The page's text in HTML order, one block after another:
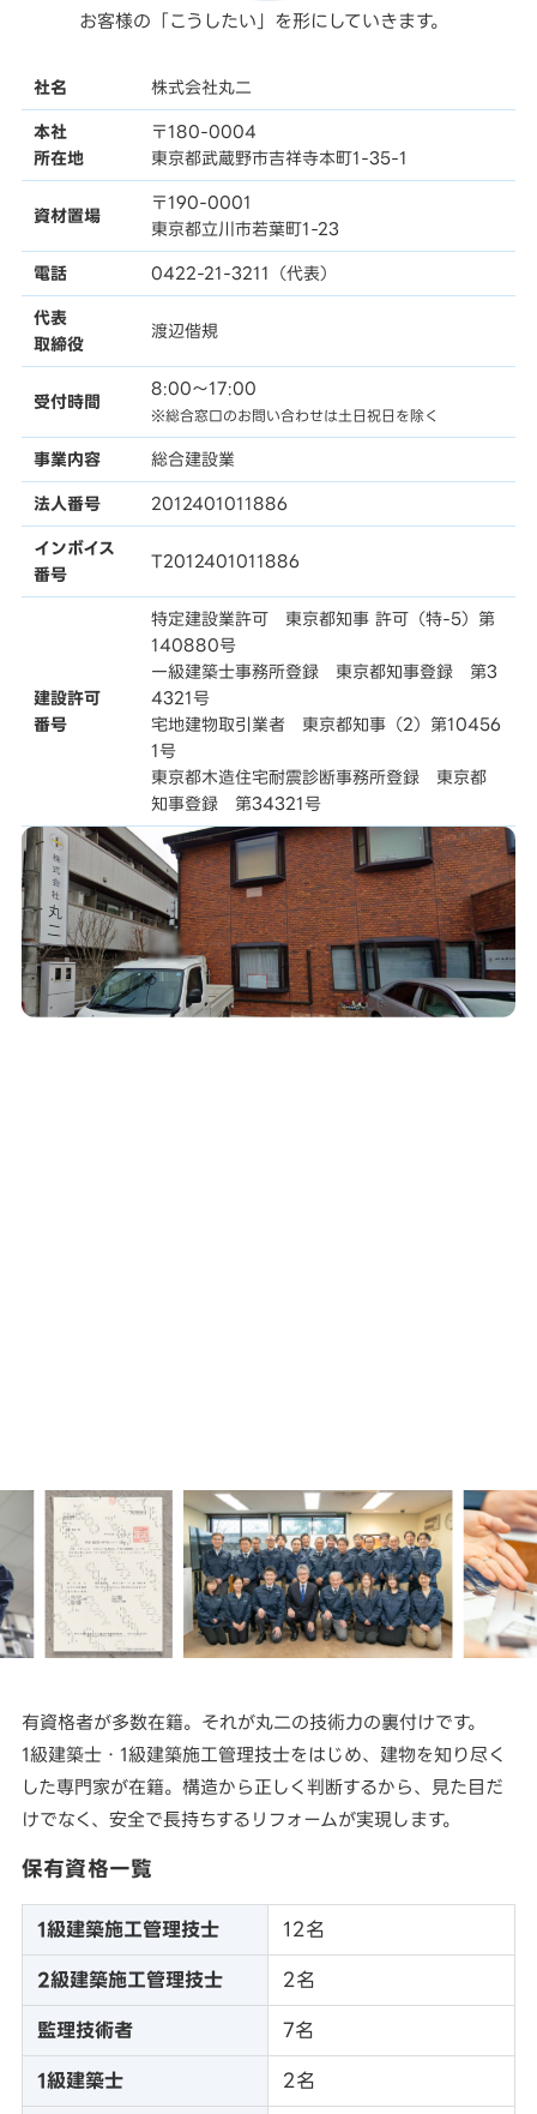
お客様の「こうしたい」を形にしていきます。
社名 株式会社丸二
本社
所在地
〒180-0004
東京都武蔵野市吉祥寺本町1-35-1
資材置場
〒190-0001
東京都立川市若葉町1-23
電話 0422-21-3211（代表）
代表
取締役
渡辺偕規
受付時間
8:00〜17:00
※総合窓口のお問い合わせは土日祝日を除く
事業内容 総合建設業
法人番号 2012401011886
インボイス
番号
T2012401011886
建設許可
番号
特定建設業許可 東京都知事 許可（特-5）第
140880号
一級建築士事務所登録 東京都知事登録 第3
4321号
宅地建物取引業者 東京都知事（2）第10456
1号
東京都木造住宅耐震診断事務所登録 東京都
知事登録 第34321号
有資格者が多数在籍。それが丸二の技術力の裏付けです。
1級建築士・1級建築施工管理技士をはじめ、建物を知り尽く
した専門家が在籍。構造から正しく判断するから、見た目だ
けでなく、安全で長持ちするリフォームが実現します。
保有資格一覧
1級建築施工管理技士 12名
2級建築施工管理技士 2名
監理技術者 7名
1級建築士 2名